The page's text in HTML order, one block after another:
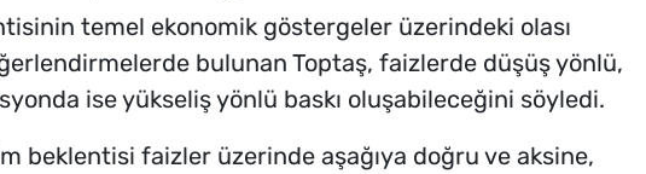
temel ekonomik göstergeler üzerindeki olası
bulunan Toptaş, faizlerde düşüş yönlü,
ise yükseliş yönlü baskı oluşabileceğini söyledi.
beklentisi faizler üzerinde aşağıya doğru ve aksine,